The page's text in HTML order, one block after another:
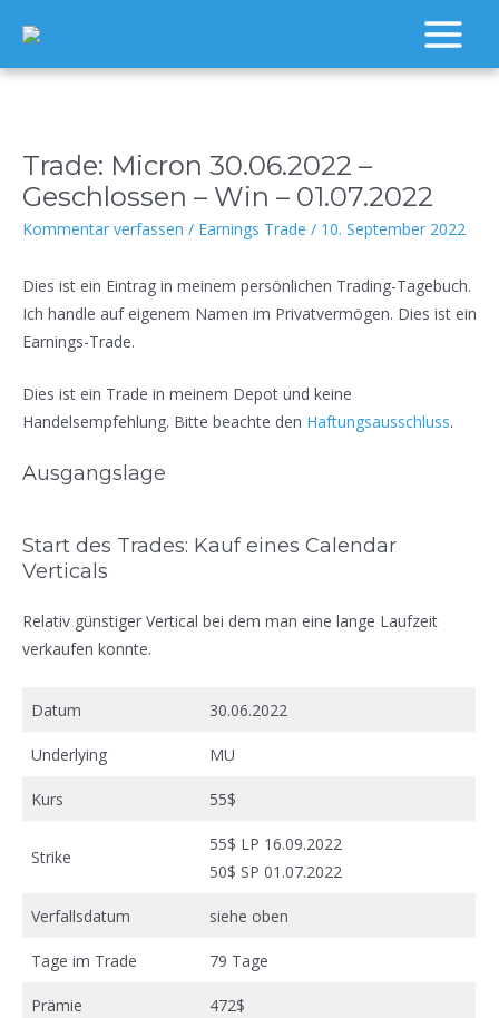
Inhalt
springen
Main
Trade: Micron 30.06.2022 –
Geschlossen – Win – 01.07.2022
Kommentar verfassen / Earnings Trade / 10. September 2022
Dies ist ein Eintrag in meinem persönlichen Trading-Tagebuch.
Ich handle auf eigenem Namen im Privatvermögen. Dies ist ein
Earnings-Trade.
Dies ist ein Trade in meinem Depot und keine
Handelsempfehlung. Bitte beachte den Haftungsausschluss.
Ausgangslage
Start des Trades: Kauf eines Calendar
Verticals
Relativ günstiger Vertical bei dem man eine lange Laufzeit
verkaufen konnte.
Datum 30.06.2022
Underlying MU
Kurs 55$
Strike
55$ LP 16.09.2022
50$ SP 01.07.2022
Verfallsdatum siehe oben
Tage im Trade 79 Tage
Prämie 472$